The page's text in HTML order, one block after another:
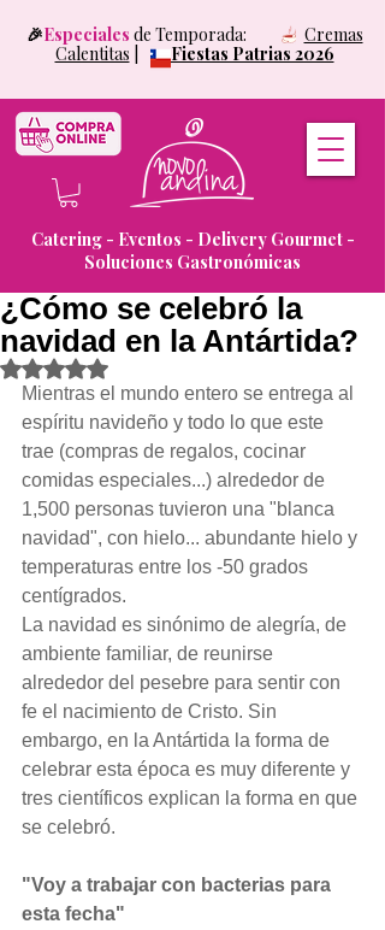
Catering - Eventos - Delivery Gourmet -
Soluciones Gastronómicas
🎉Especiales de Temporada: Cremas
Calentitas
Fiestas Patrias 2026
¿Cómo se celebró la
navidad en la Antártida?
Obtuvo NaN de 5 estrellas.
Mientras el mundo entero se entrega al
espíritu navideño y todo lo que este
trae (compras de regalos, cocinar
comidas especiales...) alrededor de
1,500 personas tuvieron una "blanca
navidad", con hielo... abundante hielo y
temperaturas entre los -50 grados
centígrados.
La navidad es sinónimo de alegría, de
ambiente familiar, de reunirse
alrededor del pesebre para sentir con
fe el nacimiento de Cristo. Sin
embargo, en la Antártida la forma de
celebrar esta época es muy diferente y
tres científicos explican la forma en que
se celebró.
"Voy a trabajar con bacterias para
esta fecha"